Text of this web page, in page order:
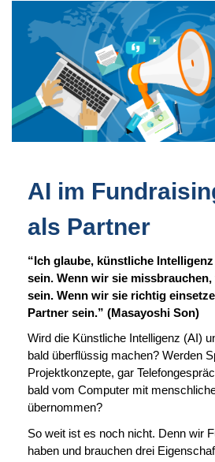
AI im
als Partner
“Ich glaube, künstliche
sein. Wenn wir sie
sein. Wenn wir sie richtig
Partner sein.” (Masayoshi Son)
Wird die Künstliche Intelligenz (AI)
bald überflüssig machen? Werden
Projektkonzepte, gar
bald vom Computer mit
übernommen?
So weit ist es noch nicht. Denn wir
haben und brauchen drei